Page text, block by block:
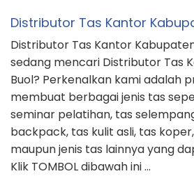
Distributor Tas Kantor
Distributor Tas Kantor
sedang mencari Distributor Tas
Buol? Perkenalkan kami adalah
membuat berbagai jenis tas
seminar pelatihan, tas
backpack, tas kulit asli, tas
maupun jenis tas lainnya yang
Klik TOMBOL dibawah ini …